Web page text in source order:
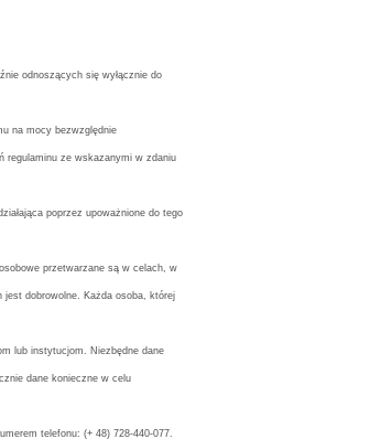
odnoszących się wyłącznie do
na mocy bezwzględnie
regulaminu ze wskazanymi w zdaniu
poprzez upoważnione do tego
przetwarzane są w celach, w
dobrowolne. Każda osoba, której
lub instytucjom. Niezbędne dane
dane konieczne w celu
telefonu: (+ 48) 728-440-077.